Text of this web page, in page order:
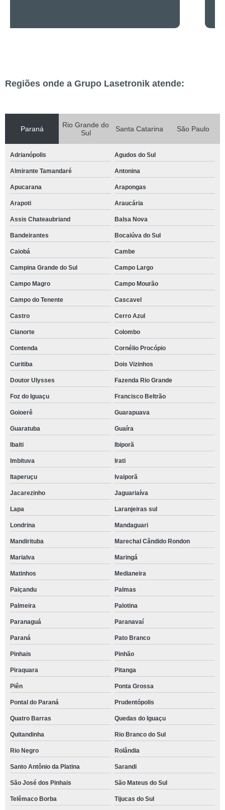
Regiões onde a Grupo Lasetronik atende:
Paraná
Rio Grande do
Sul
Santa Catarina São Paulo
Adrianópolis Agudos do Sul
Almirante Tamandaré Antonina
Apucarana Arapongas
Arapoti Araucária
Assis Chateaubriand Balsa Nova
Bandeirantes Bocaiúva do Sul
Caiobá Cambe
Campina Grande do Sul Campo Largo
Campo Magro Campo Mourão
Campo do Tenente Cascavel
Castro Cerro Azul
Cianorte Colombo
Contenda Cornélio Procópio
Curitiba Dois Vizinhos
Doutor Ulysses Fazenda Rio Grande
Foz do Iguaçu Francisco Beltrão
Goioerê Guarapuava
Guaratuba Guaíra
Ibaiti Ibiporã
Imbituva Irati
Itaperuçu Ivaiporã
Jacarezinho Jaguariaíva
Lapa Laranjeiras sul
Londrina Mandaguari
Mandirituba Marechal Cândido Rondon
Marialva Maringá
Matinhos Medianeira
Paiçandu Palmas
Palmeira Palotina
Paranaguá Paranavaí
Paraná Pato Branco
Pinhais Pinhão
Piraquara Pitanga
Piên Ponta Grossa
Pontal do Paraná Prudentópolis
Quatro Barras Quedas do Iguaçu
Quitandinha Rio Branco do Sul
Rio Negro Rolândia
Santo Antônio da Platina Sarandi
São José dos Pinhais São Mateus do Sul
Telêmaco Borba Tijucas do Sul